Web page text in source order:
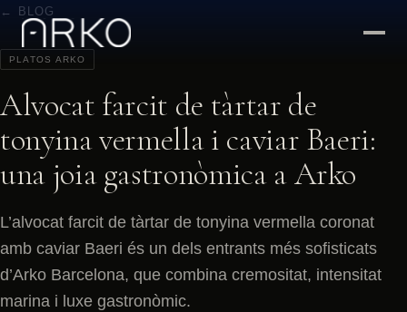
← BLOG
PLATOS ARKO
Alvocat farcit de tàrtar de
tonyina vermella i caviar Baeri:
una joia gastronòmica a Arko
L’alvocat farcit de tàrtar de tonyina vermella coronat
amb caviar Baeri és un dels entrants més sofisticats
d’Arko Barcelona, que combina cremositat, intensitat
marina i luxe gastronòmic.